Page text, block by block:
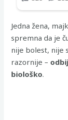
Jedna žena,
spremna da je
nije bolest, nije
razornije –
biološko.